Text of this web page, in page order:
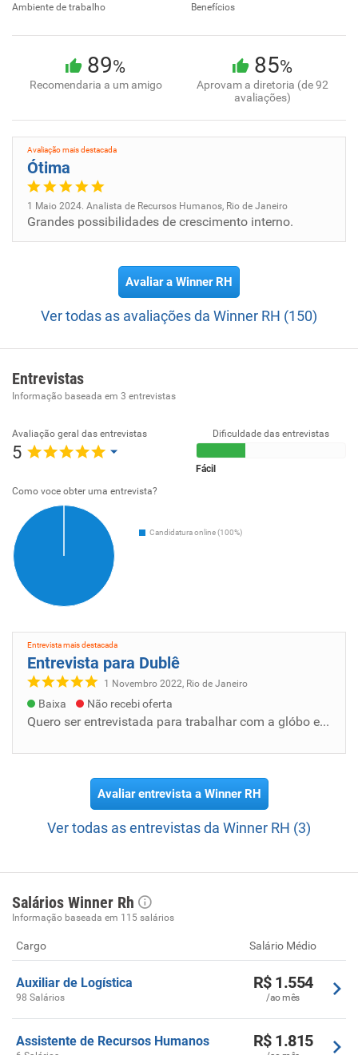
Ambiente de trabalho Benefícios
89%
Recomendaria a um amigo
85%
Aprovam a diretoria (de 92
avaliações)
Avaliação mais destacada
Ótima
1 Maio 2024. Analista de Recursos Humanos, Rio de Janeiro
Grandes possibilidades de crescimento interno.
Avaliar a Winner RH
Ver todas as avaliações da Winner RH (150)
Entrevistas
Informação baseada em 3 entrevistas
Avaliação geral das entrevistas
5
Dificuldade das entrevistas
Fácil
Como voce obter uma entrevista?
Candidatura online (100%)
Entrevista mais destacada
Entrevista para Dublê
1 Novembro 2022, Rio de Janeiro
Baixa Não recebi oferta
Quero ser entrevistada para trabalhar com a glóbo e telefone E elenco por que preciso muito ajudar minha família prometo dar o meu melhor
Avaliar entrevista a Winner RH
Ver todas as entrevistas da Winner RH (3)
Salários Winner Rh
Informação baseada em 115 salários
Cargo Salário Médio
Auxiliar de Logística
98 Salários
R$ 1.554
/ao mês
Assistente de Recursos Humanos R$ 1.815